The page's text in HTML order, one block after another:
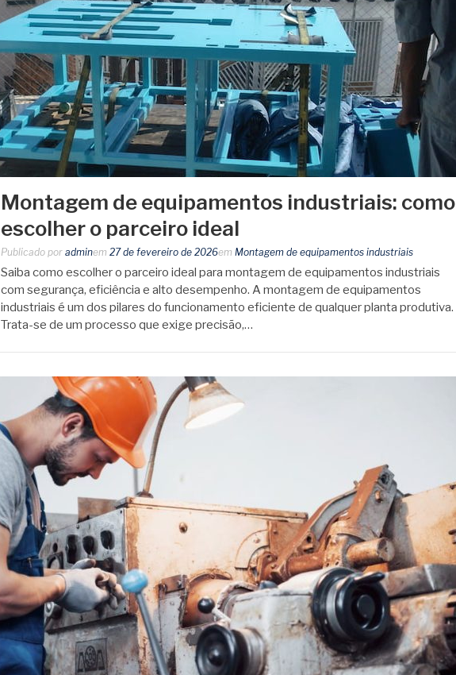
Montagem de equipamentos industriais: como
escolher o parceiro ideal
Publicado por adminem 27 de fevereiro de 2026em Montagem de equipamentos industriais
Saiba como escolher o parceiro ideal para montagem de equipamentos industriais
com segurança, eficiência e alto desempenho. A montagem de equipamentos
industriais é um dos pilares do funcionamento eficiente de qualquer planta produtiva.
Trata-se de um processo que exige precisão,…